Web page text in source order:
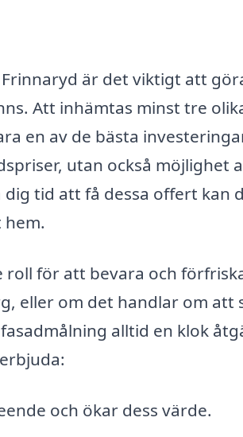
är det viktigt att
Att inhämtas minst tre
en av de bästa
utan också möjlighet
tid att få dessa offert kan
roll för att bevara och
eller om det handlar om
alltid en klok
och ökar dess värde.